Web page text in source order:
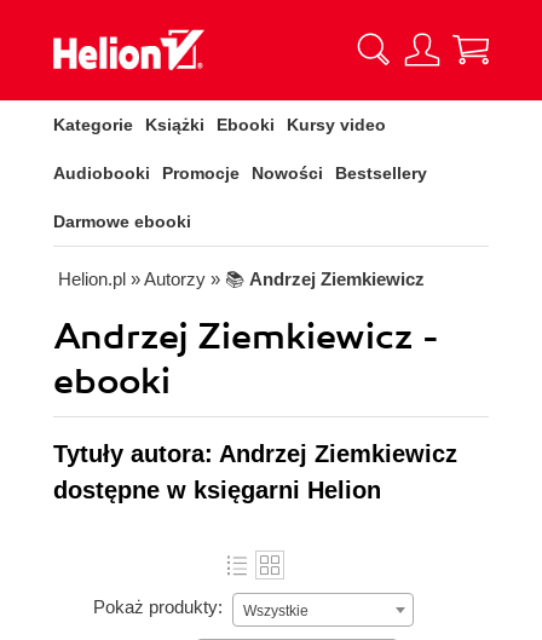
Kategorie Książki Ebooki Kursy video
Audiobooki Promocje Nowości Bestsellery
Darmowe ebooki
Helion.pl » Autorzy » 📚 Andrzej Ziemkiewicz
Andrzej Ziemkiewicz -
ebooki
Tytuły autora: Andrzej Ziemkiewicz
dostępne w księgarni Helion
Pokaż produkty: Wszystkie